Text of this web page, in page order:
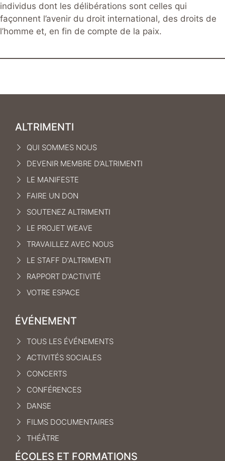
individus dont les délibérations sont celles qui
façonnent l’avenir du droit international, des droits de
l’homme et, en fin de compte de la paix.
ALTRIMENTI
QUI SOMMES NOUS
DEVENIR MEMBRE D’ALTRIMENTI
LE MANIFESTE
FAIRE UN DON
SOUTENEZ ALTRIMENTI
LE PROJET WEAVE
TRAVAILLEZ AVEC NOUS
LE STAFF D'ALTRIMENTI
RAPPORT D'ACTIVITÉ
VOTRE ESPACE
ÉVÉNEMENT
TOUS LES ÉVÉNEMENTS
ACTIVITÉS SOCIALES
CONCERTS
CONFÉRENCES
DANSE
FILMS DOCUMENTAIRES
THÉÂTRE
ÉCOLES ET FORMATIONS